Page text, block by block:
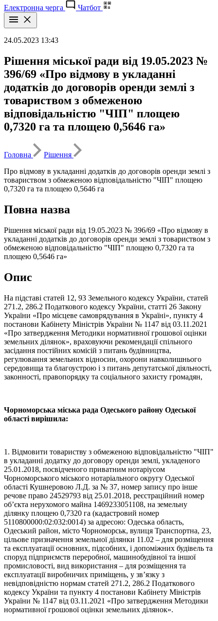
Електронна черга
Чатбот
24.05.2023 13:43
Рішення міської ради від 19.05.2023 №
396/69 «Про відмову в укладанні
додатків до договорів оренди землі з
товариством з обмеженою
відповідальністю "ЧІП" площею
0,7320 га та площею 0,5646 га»
Головна
Рішення
Про відмову в укладанні додатків до договорів оренди землі з
товариством з обмеженою відповідальністю "ЧІП" площею
0,7320 га та площею 0,5646 га
Повна назва
Рішення міської ради від 19.05.2023 № 396/69 «Про відмову в
укладанні додатків до договорів оренди землі з товариством з
обмеженою відповідальністю "ЧІП" площею 0,7320 га та
площею 0,5646 га»
Опис
На підставі статей 12, 93 Земельного кодексу України, статей
271.2, 286.2 Податкового кодексу України, статті 26 Закону
України «Про місцеве самоврядування в Україні», пункту 4
постанови Кабінету Міністрів України № 1147 від 03.11.2021
«Про затвердження Методики нормативної грошової оцінки
земельних ділянок», враховуючи рекомендації спільного
засідання постійних комісій з питань будівництва,
регулювання земельних відносин, охорони навколишнього
середовища та благоустрою і з питань депутатської діяльності,
законності, правопорядку та соціального захисту громадян,
Чорноморська міська рада Одеського району Одеської
області вирішила:
1. Відмовити товариству з обмеженою відповідальністю "ЧІП"
в укладанні додатку до договору оренди землі, укладеного
25.01.2018, посвідченого приватним нотаріусом
Чорноморського міського нотаріального округу Одеської
області Кушнеровою Л.Д. за № 37, номер запису про інше
речове право 24529793 від 25.01.2018, реєстраційний номер
об’єкта нерухомого майна 1469233051108, на земельну
ділянку площею 0,7320 га (кадастровий номер
5110800000:02:032:0014) за адресою: Одеська область,
Одеський район, місто Чорноморськ, вулиця Транспортна, 23,
цільове призначення земельної ділянки 11.02 – для розміщення
та експлуатації основних, підсобних, і допоміжних будівель та
споруд підприємств переробної, машинобудівної та іншої
промисловості, вид використання – для розміщення та
експлуатації виробничих приміщень, у зв’язку з
невідповідністю нормам статей 271.2, 286.2 Податкового
кодексу України та пункту 4 постанови Кабінету Міністрів
України № 1147 від 03.11.2021 «Про затвердження Методики
нормативної грошової оцінки земельних ділянок».